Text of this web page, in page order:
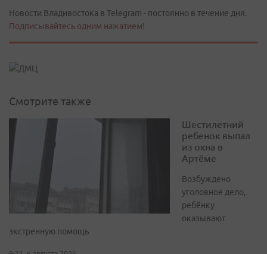
Новости Владивостока в Telegram - постоянно в течение дня.
Подписывайтесь одним нажатием!
Смотрите также
Шестилетний
ребенок выпал
из окна в
Артёме
Возбуждено
уголовное дело,
ребёнку
оказывают
экстренную помощь